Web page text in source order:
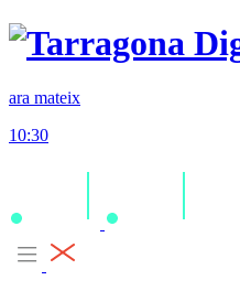
ara mateix
10:30